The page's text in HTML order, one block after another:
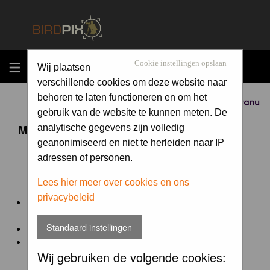
MENU
Sponsored by
Cookie instellingen opslaan
Wij plaatsen
verschillende cookies om deze website naar
behoren te laten functioneren en om het
gebruik van de website te kunnen meten. De
analytische gegevens zijn volledig
geanonimiseerd en niet te herleiden naar IP
adressen of personen.
Lees hier meer over cookies en ons
privacybeleid
Standaard instellingen
Wij gebruiken de volgende cookies:
Maandopdracht 'lentekriebels'
De maandopdracht van Birdpix is een competitie voor
en door de Birdpix fotografen community:
Het onderwerp van de opdracht wordt bepaald door de
winnaar van de laatste maandopdracht
De community nomineert de winnaar.
Geregistreerde gebruikers van Birdpix kunnen onder
deze voorwaardendeelnemen.